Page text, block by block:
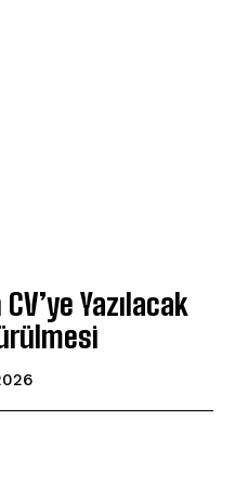
Yazılacak